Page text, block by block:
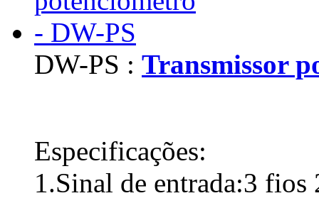
DW-PS : Transmissor
Especificações:
1.Sinal de entrada:3